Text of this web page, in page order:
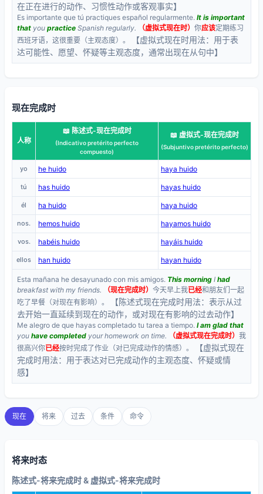
在正在进行的动作、习惯性动作或客观事实】
Es importante que tú practiques español regularmente. It is important
that you practice Spanish regularly. （虚拟式现在时） 你应该定期练习
西班牙语，这很重要（主观态度）。
【虚拟式现在时用法：用于表
达可能性、愿望、怀疑等主观态度，通常出现在从句中】
现在完成时
人称
📖 陈述式-现在完成时
(Indicativo pretérito perfecto
compuesto)
📖 虚拟式-现在完成时
(Subjuntivo pretérito perfecto)
yo he huido haya huido
tú has huido hayas huido
él ha huido haya huido
nos. hemos huido hayamos huido
vos. habéis huido hayáis huido
ellos han huido hayan huido
Esta mañana he desayunado con mis amigos. This morning I had
breakfast with my friends.
（现在完成时） 今天早上我已经和朋友们一起
吃了早餐（对现在有影响）。
【陈述式现在完成时用法：表示从过
去开始一直延续到现在的动作，或对现在有影响的过去动作】
Me alegro de que hayas completado tu tarea a tiempo. I am glad that
you have completed your homework on time. （虚拟式现在完成时） 我
很高兴你已经按时完成了作业（对已完成动作的情感）。
【虚拟式现在
完成时用法：用于表达对已完成动作的主观态度、怀疑或情
感】
现在 将来 过去 条件 命令
将来时态
陈述式-将来完成时 & 虚拟式-将来完成时